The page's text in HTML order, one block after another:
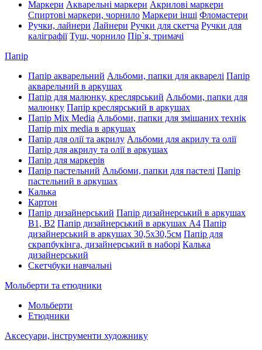
Маркери Акварельні маркери Акрилові маркери
Спиртові маркери, чорнило Маркери інші Фломастери
Ручки, лайнери Лайнери Ручки для скетча Ручки для
каліграфії Туш, чорнило Пір`я, тримачі
Папір
Папір акварельний Альбоми, папки для акварелі Папір
акварельний в аркушах
Папір для малюнку, креслярський Альбоми, папки для
малюнку Папір креслярський в аркушах
Папір Mix Media Альбоми, папки для змішаних технік
Папір mix media в аркушах
Папір для олії та акрилу Альбоми для акрилу та олії
Папір для акрилу та олії в аркушах
Папір для маркерів
Папір пастельний Альбоми, папки для пастелі Папір
пастельний в аркушах
Калька
Картон
Папір дизайнерський Папір дизайнерський в аркушах
В1, В2 Папір дизайнерський в аркушах А4 Папір
дизайнерський в аркушах 30,5х30,5см Папір для
скрапбукінга, дизайнерський в наборі Калька
дизайнерський
Скетчбуки навчальні
Мольберти та етюдники
Мольберти
Етюдники
Аксесуари, інструменти художнику